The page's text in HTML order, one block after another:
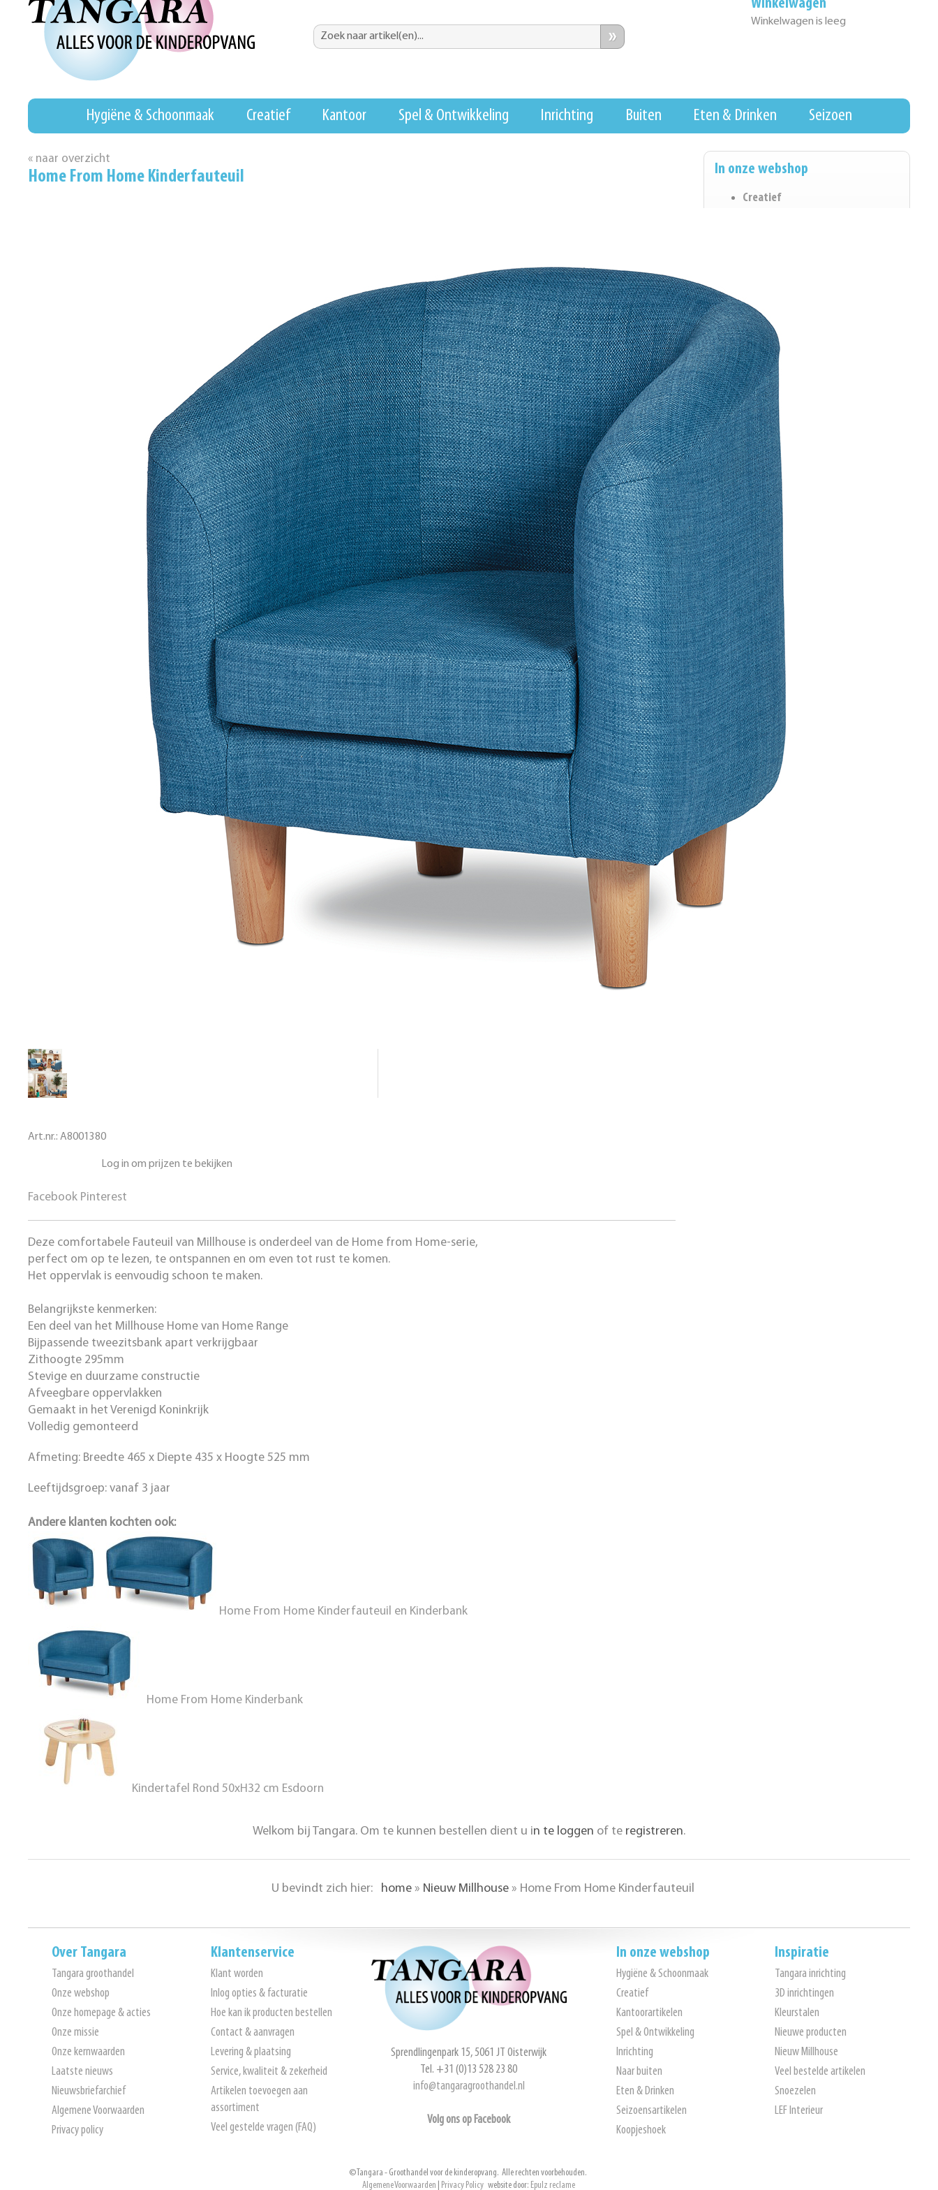
Winkelwagen
Winkelwagen is leeg
»
Hygiëne & Schoonmaak Creatief Kantoor Spel & Ontwikkeling Inrichting Buiten Eten & Drinken Seizoen
In onze webshop
Creatief
Spel & Ontwikkeling
Seizoen
Inrichten
Naar buiten
Nieuwe producten
Veel bestelde artikelen
« naar overzicht
Home From Home Kinderfauteuil
Art.nr.: A8001380
Log in om prijzen te bekijken
Facebook Pinterest
Deze comfortabele Fauteuil van Millhouse is onderdeel van de Home from Home-serie,
perfect om op te lezen, te ontspannen en om even tot rust te komen.
Het oppervlak is eenvoudig schoon te maken.
Belangrijkste kenmerken:
Een deel van het Millhouse Home van Home Range
Bijpassende tweezitsbank apart verkrijgbaar
Zithoogte 295mm
Stevige en duurzame constructie
Afveegbare oppervlakken
Gemaakt in het Verenigd Koninkrijk
Volledig gemonteerd
Afmeting: Breedte 465 x Diepte 435 x Hoogte 525 mm
Leeftijdsgroep: vanaf 3 jaar
Andere klanten kochten ook:
Home From Home Kinderfauteuil en Kinderbank
Home From Home Kinderbank
Kindertafel Rond 50xH32 cm Esdoorn
Welkom bij Tangara. Om te kunnen bestellen dient u in te loggen of te registreren.
U bevindt zich hier: home » Nieuw Millhouse » Home From Home Kinderfauteuil
Over Tangara
Tangara groothandel
Onze webshop
Onze homepage & acties
Onze missie
Onze kernwaarden
Laatste nieuws
Nieuwsbriefarchief
Algemene Voorwaarden
Privacy policy
Klantenservice
Klant worden
Inlog opties & facturatie
Hoe kan ik producten bestellen
Contact & aanvragen
Levering & plaatsing
Service, kwaliteit & zekerheid
Artikelen toevoegen aan
assortiment
Veel gestelde vragen (FAQ)
Sprendlingenpark 15, 5061 JT Oisterwijk
Tel. +31 (0)13 528 23 80
info@tangaragroothandel.nl
Volg ons op Facebook
In onze webshop
Hygiëne & Schoonmaak
Creatief
Kantoorartikelen
Spel & Ontwikkeling
Inrichting
Naar buiten
Eten & Drinken
Seizoensartikelen
Koopjeshoek
Inspiratie
Tangara inrichting
3D inrichtingen
Kleurstalen
Nieuwe producten
Nieuw Millhouse
Veel bestelde artikelen
Snoezelen
LEF Interieur
© Tangara - Groothandel voor de kinderopvang. Alle rechten voorbehouden.
Algemene Voorwaarden
Privacy Policy website door: Epulz reclame